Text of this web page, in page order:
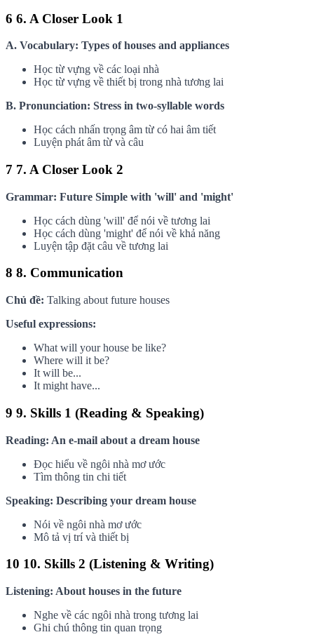
6 6. A Closer Look 1
A. Vocabulary: Types of houses and appliances
Học từ vựng về các loại nhà
Học từ vựng về thiết bị trong nhà tương lai
B. Pronunciation: Stress in two-syllable words
Học cách nhấn trọng âm từ có hai âm tiết
Luyện phát âm từ và câu
7 7. A Closer Look 2
Grammar: Future Simple with 'will' and 'might'
Học cách dùng 'will' để nói về tương lai
Học cách dùng 'might' để nói về khả năng
Luyện tập đặt câu về tương lai
8 8. Communication
Chủ đề: Talking about future houses
Useful expressions:
What will your house be like?
Where will it be?
It will be...
It might have...
9 9. Skills 1 (Reading & Speaking)
Reading: An e-mail about a dream house
Đọc hiểu về ngôi nhà mơ ước
Tìm thông tin chi tiết
Speaking: Describing your dream house
Nói về ngôi nhà mơ ước
Mô tả vị trí và thiết bị
10 10. Skills 2 (Listening & Writing)
Listening: About houses in the future
Nghe về các ngôi nhà trong tương lai
Ghi chú thông tin quan trọng